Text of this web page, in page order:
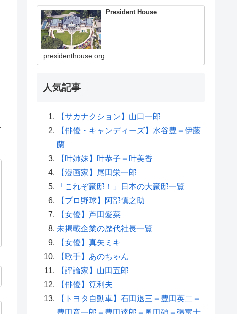
President House
presidenthouse.org
人気記事
【サカナクション】山口一郎
【俳優・キャンディーズ】水谷豊＝伊藤
蘭
【叶姉妹】叶恭子＝叶美香
【漫画家】尾田栄一郎
「これぞ豪邸！」日本の大豪邸一覧
【プロ野球】阿部慎之助
【女優】芦田愛菜
未掲載企業の歴代社長一覧
【女優】真矢ミキ
【歌手】あのちゃん
【評論家】山田五郎
【俳優】筧利夫
【トヨタ自動車】石田退三＝豊田英二＝